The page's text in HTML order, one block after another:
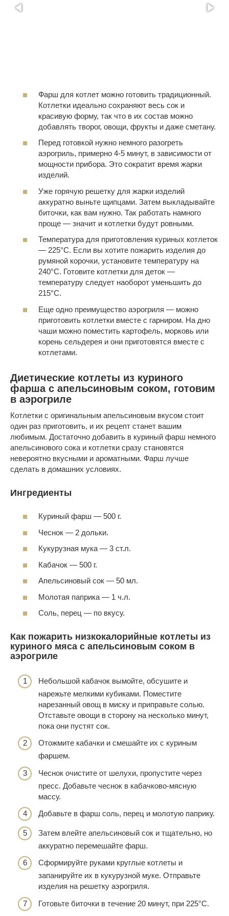
Фарш для котлет можно готовить традиционный.
Котлетки идеально сохраняют весь сок и
красивую форму, так что в их состав можно
добавлять творог, овощи, фрукты и даже сметану.
Перед готовкой нужно немного разогреть
аэрогриль, примерно 4-5 минут, в зависимости от
мощности прибора. Это сократит время жарки
изделий.
Уже горячую решетку для жарки изделий
аккуратно выньте щипцами. Затем выкладывайте
биточки, как вам нужно. Так работать намного
проще — значит и котлетки будут ровными.
Температура для приготовления куриных котлеток
— 225°С. Если вы хотите пожарить изделия до
румяной корочки, установите температуру на
240°С. Готовите котлетки для деток —
температуру следует наоборот уменьшить до
215°С.
Еще одно преимущество аэрогриля — можно
приготовить котлетки вместе с гарниром. На дно
чаши можно поместить картофель, морковь или
корень сельдерея и они приготовятся вместе с
котлетами.
Диетические котлеты из куриного
фарша с апельсиновым соком, готовим
в аэрогриле
Котлетки с оригинальным апельсиновым вкусом стоит
один раз приготовить, и их рецепт станет вашим
любимым. Достаточно добавить в куриный фарш немного
апельсинового сока и котлетки сразу становятся
невероятно вкусными и ароматными. Фарш лучше
сделать в домашних условиях.
Ингредиенты
Куриный фарш — 500 г.
Чеснок — 2 дольки.
Кукурузная мука — 3 ст.л.
Кабачок — 500 г.
Апельсиновый сок — 50 мл.
Молотая паприка — 1 ч.л.
Соль, перец — по вкусу.
Как пожарить низкокалорийные котлеты из
куриного мяса с апельсиновым соком в
аэрогриле
Небольшой кабачок вымойте, обсушите и
нарежьте мелкими кубиками. Поместите
нарезанный овощ в миску и приправьте солью.
Отставьте овощи в сторону на несколько минут,
пока они пустят сок.
Отожмите кабачки и смешайте их с куриным
фаршем.
Чеснок очистите от шелухи, пропустите через
пресс. Добавьте чеснок в кабачково-мясную
массу.
Добавьте в фарш соль, перец и молотую паприку.
Затем влейте апельсиновый сок и тщательно, но
аккуратно перемешайте фарш.
Сформируйте руками круглые котлеты и
запанируйте их в кукурузной муке. Отправьте
изделия на решетку аэрогриля.
Готовьте биточки в течение 20 минут, при 225°С.